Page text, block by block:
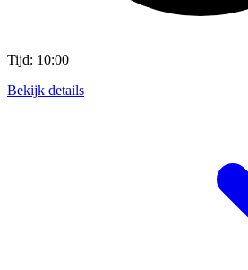
Tijd: 10:00
Bekijk details